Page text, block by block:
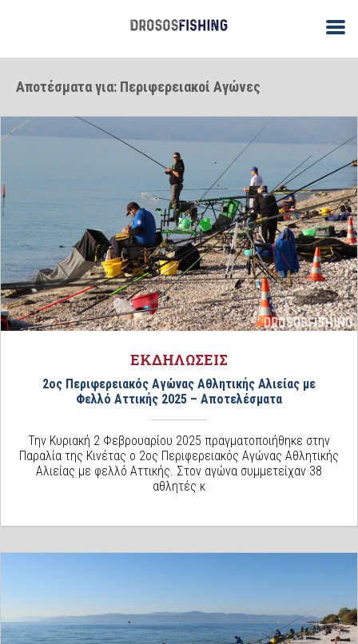
Αποτέσματα για: Περιφερειακοί Αγώνες
ΕΚΔΗΛΩΣΕΙΣ
2ος Περιφερειακός Αγώνας Αθλητικής Αλιείας με
Φελλό Αττικής 2025 – Αποτελέσματα
Την Κυριακή 2 Φεβρουαρίου 2025 πραγματοποιήθηκε στην
Παραλία της Κινέτας ο 2ος Περιφερειακός Αγώνας Αθλητικής
Αλιείας με φελλό Αττικής. Στον αγώνα συμμετείχαν 38
αθλητές κ